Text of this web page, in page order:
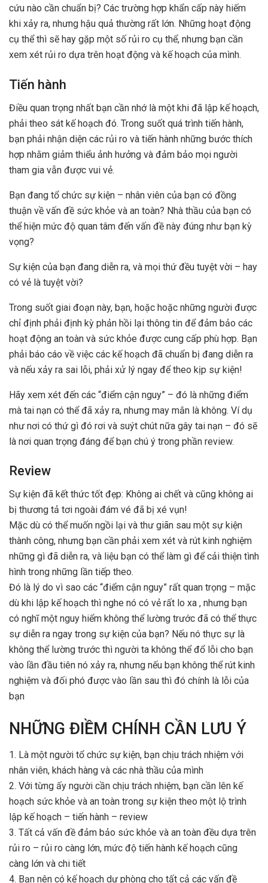
cứu nào cần chuẩn bị? Các trường hợp khẩn cấp này hiếm
khi xảy ra, nhưng hậu quả thường rất lớn. Những hoạt động
cụ thể thì sẽ hay gặp một số rủi ro cụ thể, nhưng bạn cần
xem xét rủi ro dựa trên hoạt động và kế hoạch của mình.
Tiến hành
Điều quan trọng nhất bạn cần nhớ là một khi đã lập kế hoạch,
phải theo sát kế hoạch đó. Trong suốt quá trình tiến hành,
bạn phải nhận diện các rủi ro và tiến hành những bước thích
hợp nhằm giảm thiểu ảnh hưởng và đảm bảo mọi người
tham gia vẫn được vui vẻ.
Bạn đang tổ chức sự kiện – nhân viên của bạn có đồng
thuận về vấn đề sức khỏe và an toàn? Nhà thầu của bạn có
thể hiện mức độ quan tâm đến vấn đề này đúng như bạn kỳ
vọng?
Sự kiện của bạn đang diễn ra, và mọi thứ đều tuyệt vời – hay
có vẻ là tuyệt vời?
Trong suốt giai đoạn này, bạn, hoặc hoặc những người được
chỉ định phải định kỳ phản hồi lại thông tin để đảm bảo các
hoạt động an toàn và sức khỏe được cung cấp phù hợp. Bạn
phải báo cáo về việc các kế hoạch đã chuẩn bị đang diễn ra
và nếu xảy ra sai lỗi, phải xử lý ngay để theo kịp sự kiện!
Hãy xem xét đến các “điểm cận nguy” – đó là những điểm
mà tai nạn có thể đã xảy ra, nhưng may mắn là không. Ví dụ
như nơi có thứ gì đó rơi và suýt chút nữa gây tai nạn – đó sẽ
là nơi quan trọng đáng để bạn chú ý trong phần review.
Review
Sự kiện đã kết thức tốt đẹp: Không ai chết và cũng không ai
bị thương tả tơi ngoài đám vé đã bị xé vụn!
Mặc dù có thể muốn ngồi lại và thư giãn sau một sự kiện
thành công, nhưng bạn cần phải xem xét và rút kinh nghiệm
những gì đã diễn ra, và liệu bạn có thể làm gì để cải thiện tình
hình trong những lần tiếp theo.
Đó là lý do vì sao các “điểm cận nguy” rất quan trọng – mặc
dù khi lập kế hoạch thì nghe nó có vẻ rất lo xa , nhưng bạn
có nghĩ một nguy hiểm không thể lường trước đã có thể thực
sự diễn ra ngay trong sự kiện của bạn? Nếu nó thực sự là
không thể lường trước thì người ta không thể đổ lỗi cho bạn
vào lần đầu tiên nó xảy ra, nhưng nếu bạn không thể rút kinh
nghiệm và đối phó được vào lần sau thì đó chính là lỗi của
bạn
NHỮNG ĐIỀM CHÍNH CẦN LƯU Ý
1. Là một người tổ chức sự kiện, bạn chịu trách nhiệm với
nhân viên, khách hàng và các nhà thầu của mình
2. Với từng ấy người cần chịu trách nhiệm, bạn cần lên kế
hoạch sức khỏe và an toàn trong sự kiện theo một lộ trình
lập kế hoạch – tiến hành – review
3. Tất cả vấn đề đảm bảo sức khỏe và an toàn đều dựa trên
rủi ro – rủi ro càng lớn, mức độ tiến hành kế hoạch cũng
càng lớn và chi tiết
4. Bạn nên có kế hoạch dự phòng cho tất cả các vấn đề